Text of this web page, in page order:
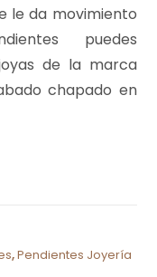
le da movimiento
puedes
de la marca
chapado en
,Pendientes Joyería